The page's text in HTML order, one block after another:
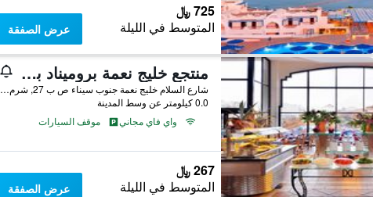
725 ﷼
المتوسط في الليلة عرض الصفقة
منتجع خليج نعمة بروميناد بيتش بإدارة أكور
شارع السلام خليج نعمة جنوب سيناء ص ب 27, شرم الشيخ, مصر
0.0 كيلومتر عن وسط المدينة
واي فاي مجاني
موقف السيارات
267 ﷼
المتوسط في الليلة عرض الصفقة